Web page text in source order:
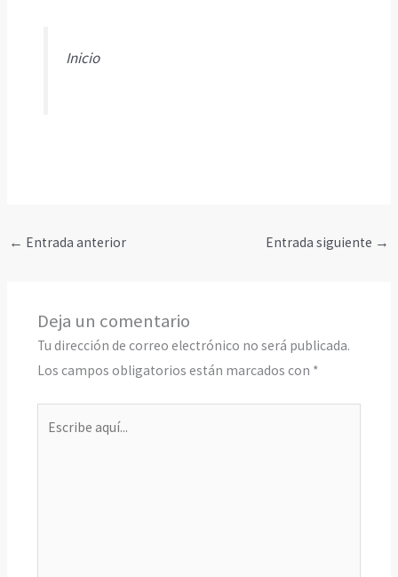
Inicio
← Entrada anterior Entrada siguiente →
Deja un comentario
Tu dirección de correo electrónico no será publicada.
Los campos obligatorios están marcados con *